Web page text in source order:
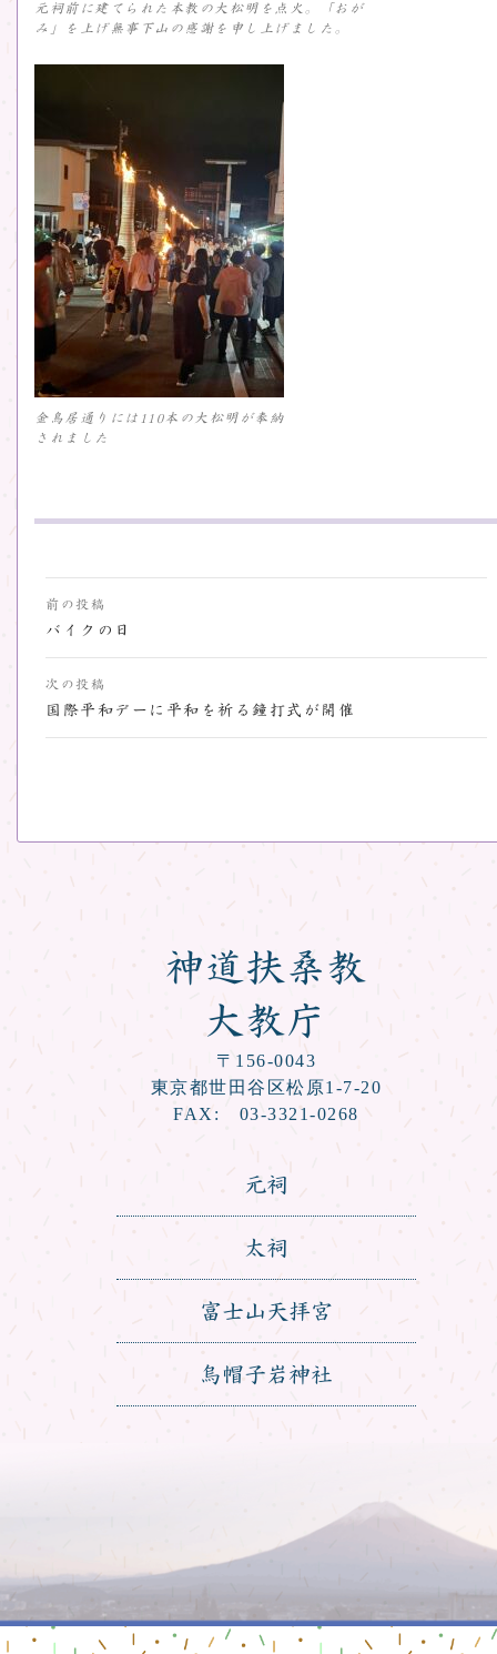
元祠前に建てられた本教の大松明を点火。「おが
み」を上げ無事下山の感謝を申し上げました。
金鳥居通りには110本の大松明が奉納
されました
投
稿
ナ
ビ
前の投稿
バイクの日
次の投稿
国際平和デーに平和を祈る鐘打式が開催
神道扶桑教
大教庁
〒156-0043
東京都世田谷区松原1-7-20
FAX: 03-3321-0268
元祠
太祠
富士山天拝宮
烏帽子岩神社